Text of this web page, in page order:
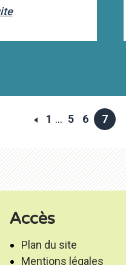
1 ... 5 6 7
Accès
Plan du site
Mentions légales